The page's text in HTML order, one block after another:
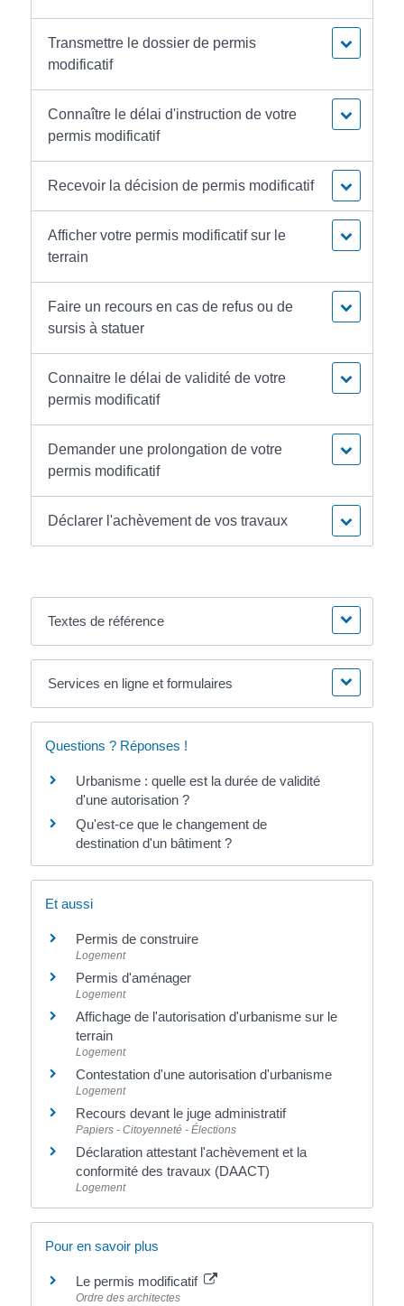
Transmettre le dossier de permis
modificatif
Connaître le délai d'instruction de votre
permis modificatif
Recevoir la décision de permis modificatif
Afficher votre permis modificatif sur le
terrain
Faire un recours en cas de refus ou de
sursis à statuer
Connaitre le délai de validité de votre
permis modificatif
Demander une prolongation de votre
permis modificatif
Déclarer l'achèvement de vos travaux
Textes de référence
Services en ligne et formulaires
Questions ? Réponses !
Urbanisme : quelle est la durée de validité
d'une autorisation ?
Qu'est-ce que le changement de
destination d'un bâtiment ?
Et aussi
Permis de construire
Logement
Permis d'aménager
Logement
Affichage de l'autorisation d'urbanisme sur le
terrain
Logement
Contestation d'une autorisation d'urbanisme
Logement
Recours devant le juge administratif
Papiers - Citoyenneté - Élections
Déclaration attestant l'achèvement et la
conformité des travaux (DAACT)
Logement
Pour en savoir plus
Le permis modificatif
Ordre des architectes